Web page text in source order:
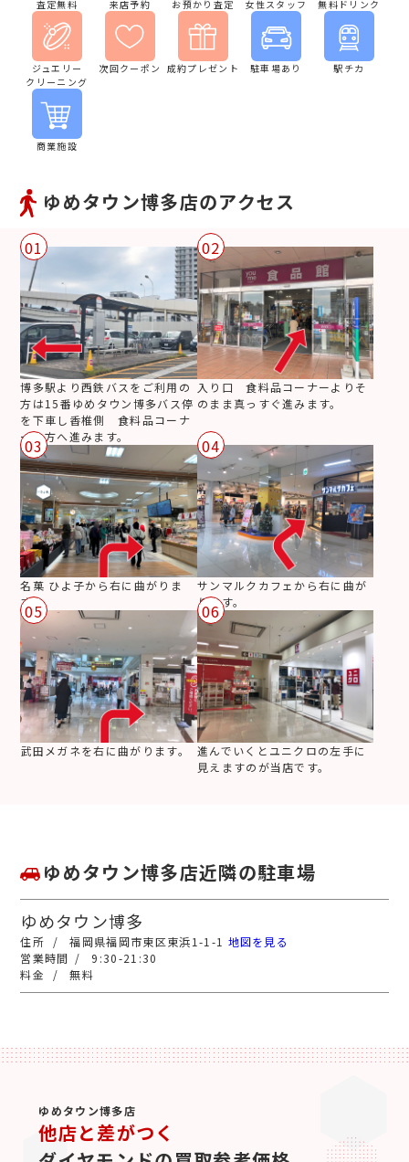
査定無料 来店予約 お預かり査定 女性スタッフ 無料ドリンク
ジュエリー
クリーニング
次回クーポン 成約プレゼント 駐車場あり 駅チカ
商業施設
ゆめタウン博多店のアクセス
01
博多駅より西鉄バスをご利用の
方は15番ゆめタウン博多バス停
を下車し香椎側 食料品コーナ
ーの方へ進みます。
02
入り口 食料品コーナーよりそ
のまま真っすぐ進みます。
03
名菓 ひよ子から右に曲がりま
す。
04
サンマルクカフェから右に曲が
ります。
05
武田メガネを右に曲がります。
06
進んでいくとユニクロの左手に
見えますのが当店です。
ゆめタウン博多店近隣の駐車場
ゆめタウン博多
福岡県福岡市東区東浜1-1-1 地図を見る
9:30-21:30
無料
ゆめタウン博多店
他店と差がつく